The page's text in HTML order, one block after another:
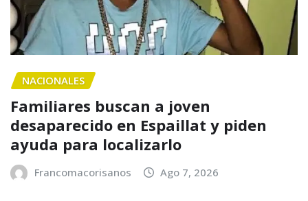
NACIONALES
Familiares buscan a joven
desaparecido en Espaillat y piden
ayuda para localizarlo
Francomacorisanos Ago 7, 2026